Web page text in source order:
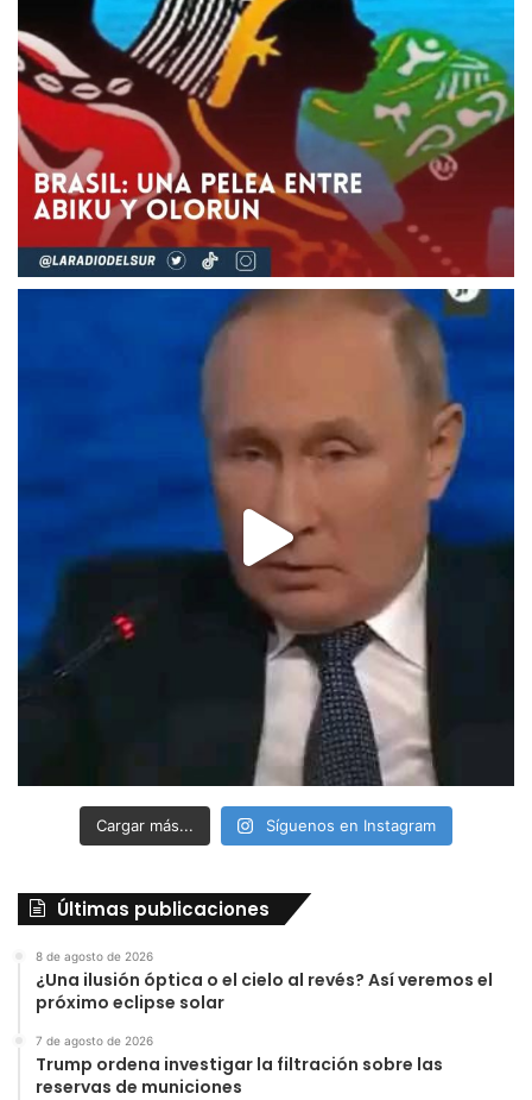
Cargar más... Síguenos en Instagram
Últimas publicaciones
8 de agosto de 2026
¿Una ilusión óptica o el cielo al revés? Así veremos el
próximo eclipse solar
7 de agosto de 2026
Trump ordena investigar la filtración sobre las
reservas de municiones